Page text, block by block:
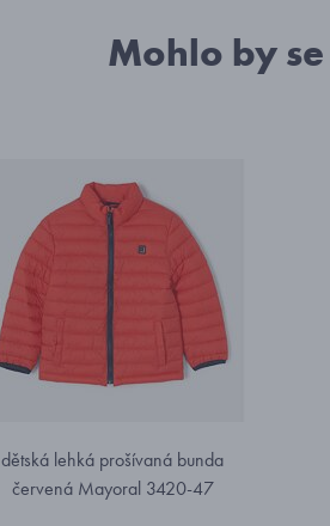
Mohlo by
dětská lehká prošívaná bunda
červená Mayoral 3420-47